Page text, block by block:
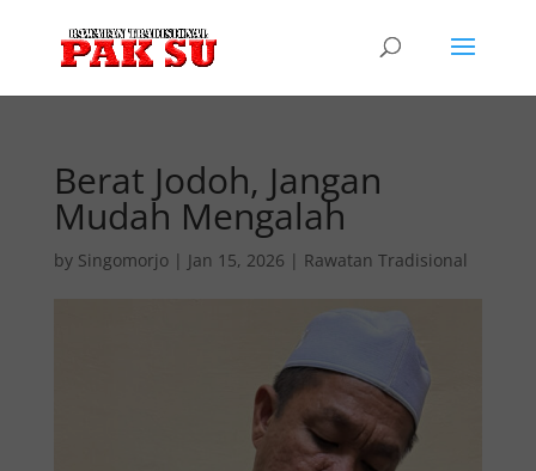
Berat Jodoh, Jangan
Mudah Mengalah
by Singomorjo| Jan 15, 2026 | Rawatan Tradisional